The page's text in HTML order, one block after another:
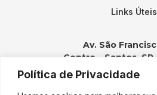
Política de Privacidade
Links Úteis
Av. São
Centro – Santos, SP
Contatos: